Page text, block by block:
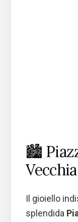
🏙️
Vecchia
Il gioiello
splendida